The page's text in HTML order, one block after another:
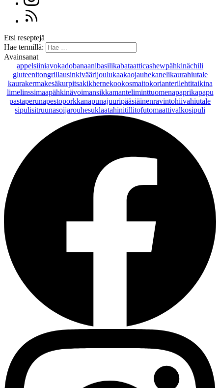
Etsi reseptejä
Hae termillä:
Avainsanat
appelsiiniavokadobanaanibasilikabataatticashewpähkinächili
gluteenitongrillausinkiväärijoulukaakaojauhekanelikaurahiutale
kaurakermakesäkurpitsakikhernekookosmaitokorianterilehtitaikina
limelinssimaapähkinävoimansikkamanteliminttuomenapaprikapapu
pastaperunapestoporkkanapunajuuripääsiäinenravintohiivahiutale
sipulisitruunasoijarouhesuklaatahinitillitofutomaattivalkosipuli